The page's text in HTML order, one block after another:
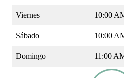
Viernes 10:00
Sábado 10:00
Domingo 11:00